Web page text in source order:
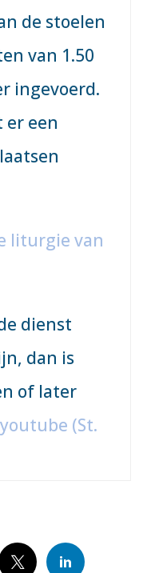
de stoelen
van 1.50
ingevoerd.
een
liturgie van
dienst
dan is
of later
youtube (St.